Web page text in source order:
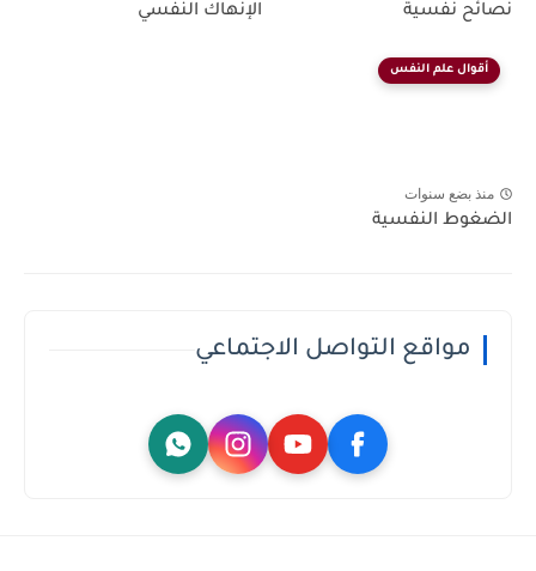
نصائح نفسية الإنهاك النفسي
أقوال علم النفس
منذ بضع سنوات
الضغوط النفسية
مواقع التواصل الاجتماعي